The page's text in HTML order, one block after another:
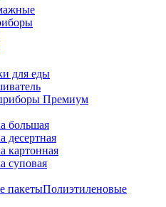
для еды
Премиум
большая
десертная
картонная
суповая
Полиэтиленовые